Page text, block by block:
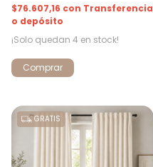
$76.607,16 con Transferencia
o depósito
¡Solo quedan 4 en stock!
Comprar
GRATIS